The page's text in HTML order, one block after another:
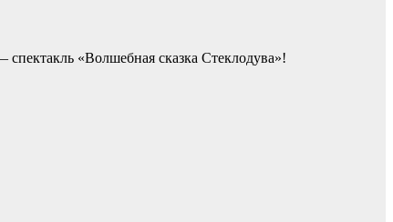
«Волшебная сказка Стеклодува»!